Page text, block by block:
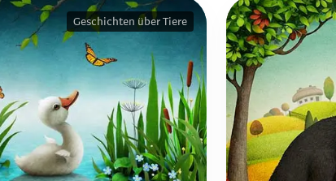
Geschichten über Tiere